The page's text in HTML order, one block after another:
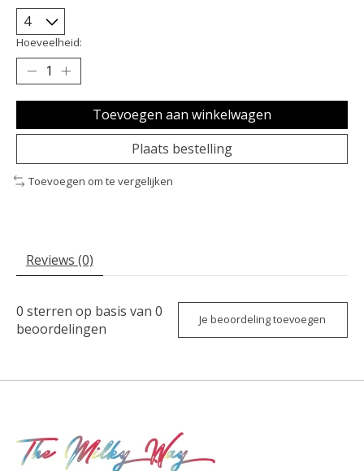
Hoeveelheid:
Toevoegen aan winkelwagen
Plaats bestelling
Toevoegen om te vergelijken
Reviews (0)
0 sterren op basis van 0
beoordelingen
Je beoordeling toevoegen